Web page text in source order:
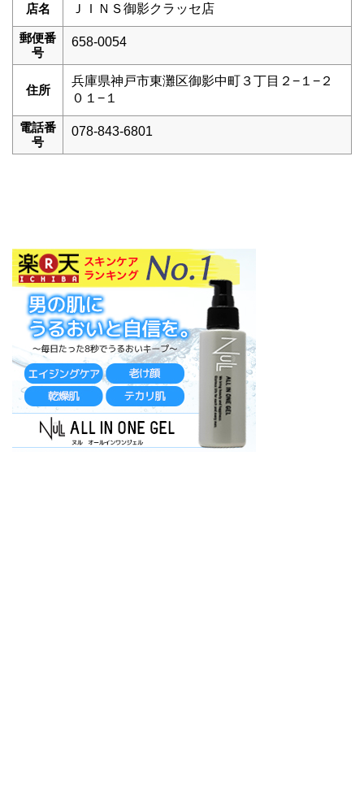
店名 ＪＩＮＳ御影クラッセ店
郵便番
号
658-0054
住所
兵庫県神戸市東灘区御影中町３丁目２−１−２
０１−１
電話番
号
078-843-6801